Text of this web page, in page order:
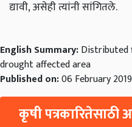
द्यावी,असेही त्यांनी सांगितले.
English Summary:
drought affected area
Published on:06 February
कृषी पत्रकारितेसाठी